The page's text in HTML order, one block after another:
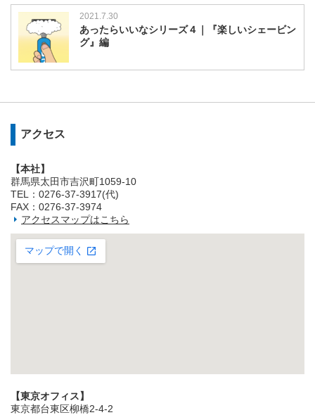
2021.7.30
あったらいいなシリーズ４｜『楽しいシェービン
グ』編
アクセス
【本社】
群馬県太田市吉沢町1059-10
TEL：0276-37-3917(代)
FAX：0276-37-3974
アクセスマップはこちら
【東京オフィス】
東京都台東区柳橋2‐4‐2